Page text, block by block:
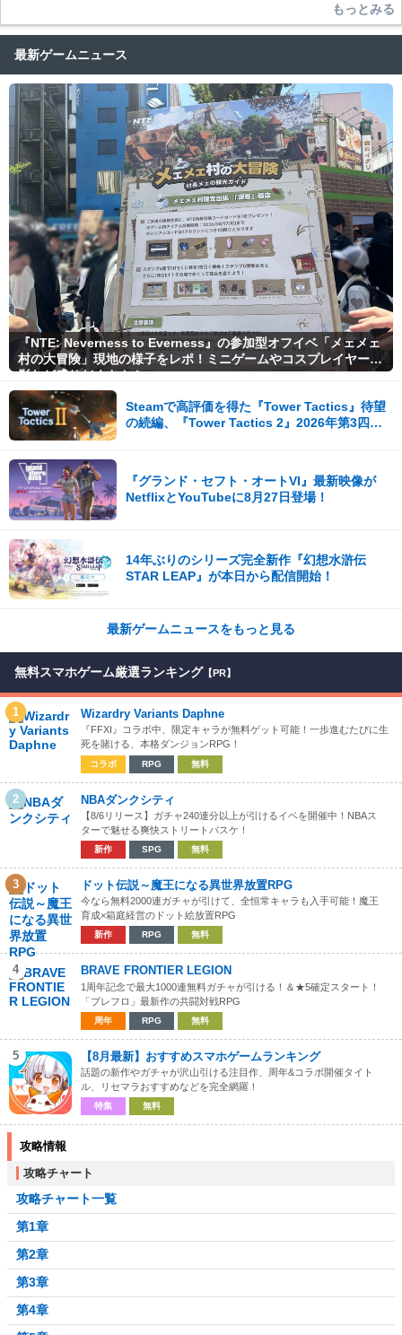
もっとみる
最新ゲームニュース
『NTE: Neverness to Everness』の参加型オフイベ「メェメェ
村の大冒険」現地の様子をレポ！ミニゲームやコスプレイヤー撮
影など盛りだくさん！
Steamで高評価を得た『Tower Tactics』待望
の続編、『Tower Tactics 2』2026年第3四半
『グランド・セフト・オートVI』最新映像が
NetflixとYouTubeに8月27日登場！
14年ぶりのシリーズ完全新作『幻想水滸伝
STAR LEAP』が本日から配信開始！
最新ゲームニュースをもっと見る
無料スマホゲーム厳選ランキング 【PR】
1 Wizardry Variants Daphne
『FFXI』コラボ中、限定キャラが無料ゲット可能！一歩進むたびに生
死を賭ける、本格ダンジョンRPG！
コラボ RPG 無料
2 NBAダンクシティ
【8/6リリース】ガチャ240連分以上が引けるイベを開催中！NBAス
ターで魅せる爽快ストリートバスケ！
新作 SPG 無料
3 ドット伝説～魔王になる異世界放置RPG
今なら無料2000連ガチャが引けて、全恒常キャラも入手可能！魔王
育成×箱庭経営のドット絵放置RPG
新作 RPG 無料
4 BRAVE FRONTIER LEGION
1周年記念で最大1000連無料ガチャが引ける！＆★5確定スタート！
「ブレフロ」最新作の共闘対戦RPG
周年 RPG 無料
5 【8月最新】おすすめスマホゲームランキング
話題の新作やガチャが沢山引ける注目作、周年&コラボ開催タイト
ル、リセマラおすすめなどを完全網羅！
特集 無料
攻略情報
攻略チャート
攻略チャート一覧
第1章
第2章
第3章
第4章